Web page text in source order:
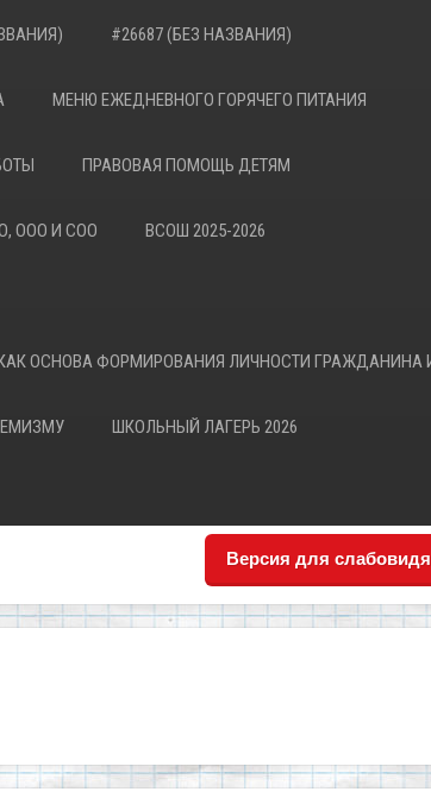
#26687 (БЕЗ НАЗВАНИЯ)
МЕНЮ ЕЖЕДНЕВНОГО ГОРЯЧЕГО ПИТАНИЯ
ПРАВОВАЯ ПОМОЩЬ ДЕТЯМ
ООО И СОО ВСОШ 2025-2026
ОСНОВА ФОРМИРОВАНИЯ ЛИЧНОСТИ ГРАЖДАНИНА
ШКОЛЬНЫЙ ЛАГЕРЬ 2026
Версия для